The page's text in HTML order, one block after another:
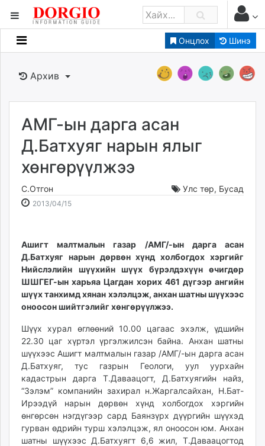
Онцлох Шинэ
Мэдээллийн
Банк санхүү
Бизнес ААН
Төрийн
dorgio.mn
Gogo.mn
caak.mn
Baabar.mn
tovch.mn
ikon.mn
Livetv.mn
24tsag.mn
eagle.mn
ergelt.mn
zarig.mn
today.mn
zuv.mn
mminfo.mn
Архив
АМГ-ын дарга асан
Д.Батхуяг нарын ялыг
хөнгөрүүлжээ
С.Отгон Улс төр, Бусад
2013/04/152013-
14:44:49
2026-
11:36:32
Ашигт малтмалын газар /АМГ/-ын дарга асан
Д.Батхуяг нарын дөрвөн хүнд холбогдох хэргийг
Нийслэлийн шүүхийн шүүх бүрэлдэхүүн өчигдөр
ШШГЕГ-ын харьяа Цагдан хорих 461 дүгээр ангийн
шүүх танхимд хянан хэлэлцэж, анхан шатны шүүхээс
оноосон шийтгэлийг хөнгөрүүлжээ.
Шүүх хурал өглөөний 10.00 цагаас эхэлж, үдшийн
22.30 цаг хүртэл үргэлжилсэн байна. Анхан шатны
шүүхээс Ашигт малтмалын газар /АМГ/-ын дарга асан
Д.Батхуяг, тус газрын Геологи, уул уурхайн
кадастрын дарга Т.Даваацогт, Д.Батхуягийн найз,
“Зэлэм” компанийн захирал н.Жаргалсайхан, Н.Бат-
Ирээдүй нарын дөрвөн хүнд холбогдох хэргийн
өнгөрсөн нэгдүгээр сард Баянзүрх дүүргийн шүүхэд
гурван өдрийн турш хэлэлцэж, ял оноосон юм. Анхан
шатны шүүхээс Д.Батхуягт 6,6 жил, Т.Даваацогтод